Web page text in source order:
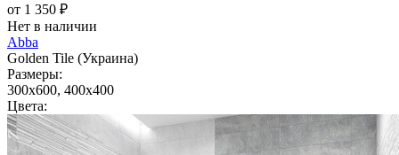
от 1 350 ₽
Нет в наличии
Abba
Golden Tile (Украина)
Размеры:
300x600, 400x400
Цвета: